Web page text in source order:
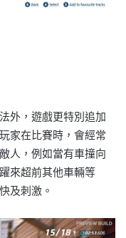
外，遊戲更特別追加
家在比賽時，會經常
人，例如當有車撞向
來超前其他車輛等
及刺激。